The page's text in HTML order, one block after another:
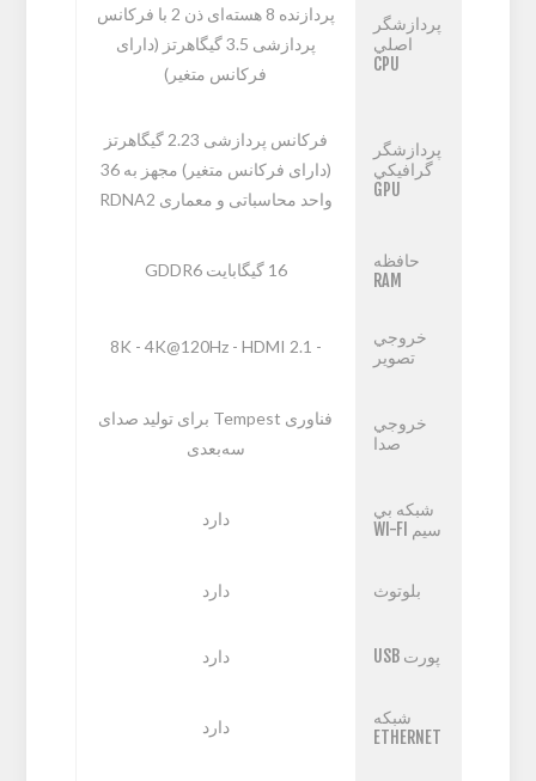
پردازشگر
اصلي
CPU
پردازنده 8 هسته‌ا‌ی ذن 2 با فرکانس
پردازشی 3.5 گیگاهرتز (دارای
فرکانس متغیر)
پردازشگر
گرافيکي
GPU
فرکانس پردازشی 2.23 گیگاهرتز
(دارای فرکانس متغیر) مجهز به 36
واحد محاسباتی و معماری RDNA2
حافظه
RAM
16 گیگابایت GDDR6
خروجي
تصوير
- 8K - 4K@120Hz - HDMI 2.1
خروجي
صدا
فناوری Tempest برای تولید صدای
سه‌بعدی
شبکه بي
سيم WI-FI
دارد
بلوتوث دارد
پورت USB دارد
شبکه
ETHERNET
دارد